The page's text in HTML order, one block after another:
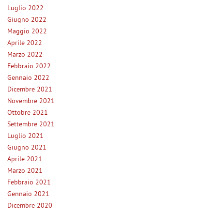
Luglio 2022
Giugno 2022
Maggio 2022
Aprile 2022
Marzo 2022
Febbraio 2022
Gennaio 2022
Dicembre 2021
Novembre 2021
Ottobre 2021
Settembre 2021
Luglio 2021
Giugno 2021
Aprile 2021
Marzo 2021
Febbraio 2021
Gennaio 2021
Dicembre 2020
Cookie delle preferenze
Cookie per il miglioramento dell'esperienza utente
Cookie analitici
Cookie di marketing
Leggi
la
cookie